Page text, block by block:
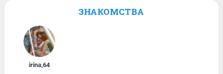
ЗНАКОМСТВА
irina,64